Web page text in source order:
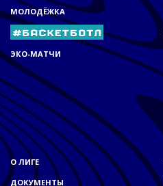
МОЛОДЁЖКА
ЭКО-МАТЧИ
О ЛИГЕ
ДОКУМЕНТЫ